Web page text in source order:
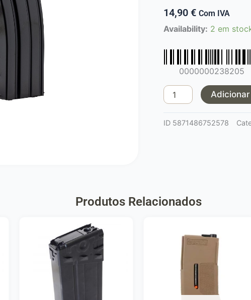
14,90 € Com IVA
Availability: 2 em
0000000238205
Quantidade
cap
30/135bbs
Arcturus
Adicionar
ID 5871486752578
Produtos Relacionados